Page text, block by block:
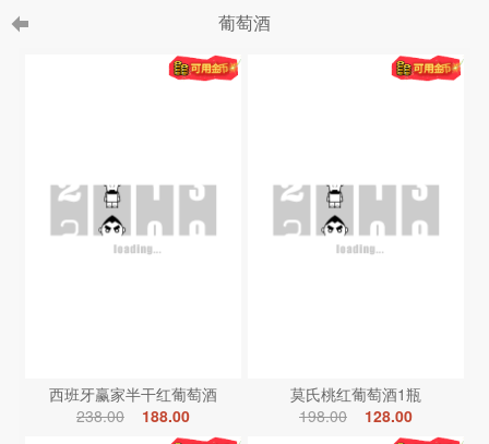
葡萄酒
西班牙赢家半干红葡萄酒
238.00
188.00
莫氏桃红葡萄酒1瓶
198.00
128.00